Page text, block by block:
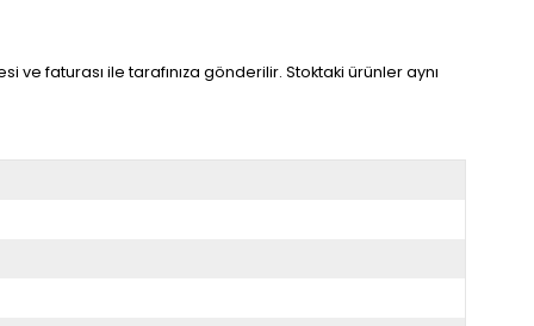
ve faturası ile tarafınıza gönderilir. Stoktaki ürünler aynı